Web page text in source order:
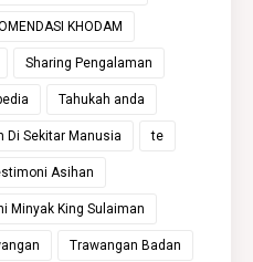
KHODAM
Sharing Pengalaman
Tahukah anda
Di Sekitar Manusia te
Asihan
Minyak King Sulaiman
Trawangan Badan